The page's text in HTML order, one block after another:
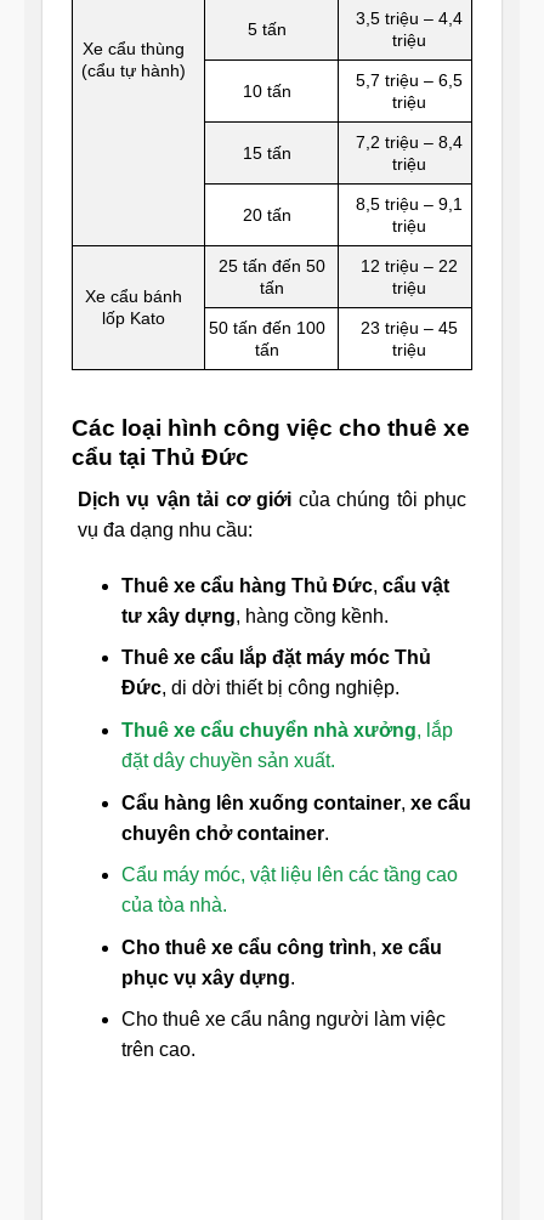
Xe cẩu thùng
(cẩu tự hành)
5 tấn
3,5 triệu – 4,4
triệu
10 tấn
5,7 triệu – 6,5
triệu
15 tấn
7,2 triệu – 8,4
triệu
20 tấn
8,5 triệu – 9,1
triệu
Xe cẩu bánh
lốp Kato
25 tấn đến 50
tấn
12 triệu – 22
triệu
50 tấn đến 100
tấn
23 triệu – 45
triệu
Các loại hình công việc cho thuê xe
cẩu tại Thủ Đức
Dịch vụ vận tải cơ giới của chúng tôi phục
vụ đa dạng nhu cầu:
Thuê xe cẩu hàng Thủ Đức, cẩu vật
tư xây dựng, hàng cồng kềnh.
Thuê xe cẩu lắp đặt máy móc Thủ
Đức, di dời thiết bị công nghiệp.
Thuê xe cẩu chuyển nhà xưởng, lắp
đặt dây chuyền sản xuất.
Cẩu hàng lên xuống container, xe cẩu
chuyên chở container.
Cẩu máy móc, vật liệu lên các tầng cao
của tòa nhà.
Cho thuê xe cẩu công trình, xe cẩu
phục vụ xây dựng.
Cho thuê xe cẩu nâng người làm việc
trên cao.